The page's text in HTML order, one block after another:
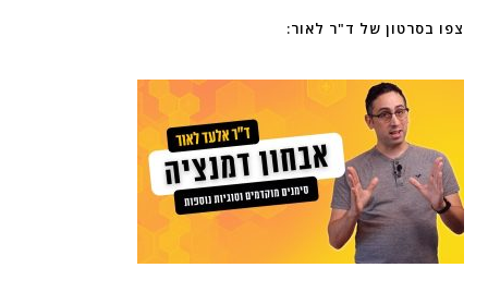
צפו בסרטון של ד"ר לאור: